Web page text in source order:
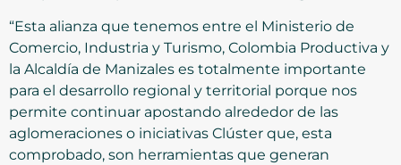
“Esta alianza que tenemos entre el Ministerio de
Comercio, Industria y Turismo, Colombia Productiva y
la Alcaldía de Manizales es totalmente importante
para el desarrollo regional y territorial porque nos
permite continuar apostando alrededor de las
aglomeraciones o iniciativas Clúster que, esta
comprobado, son herramientas que generan